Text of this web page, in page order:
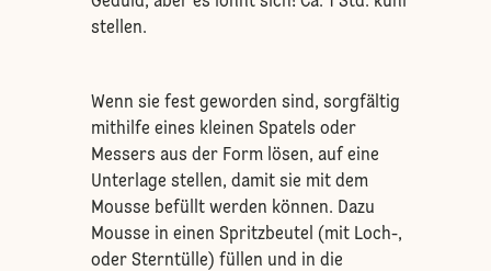
stellen.
Wenn sie fest geworden sind, sorgfältig
mithilfe eines kleinen Spatels oder
Messers aus der Form lösen, auf eine
Unterlage stellen, damit sie mit dem
Mousse befüllt werden können. Dazu
Mousse in einen Spritzbeutel (mit Loch-,
oder Sterntülle) füllen und in die